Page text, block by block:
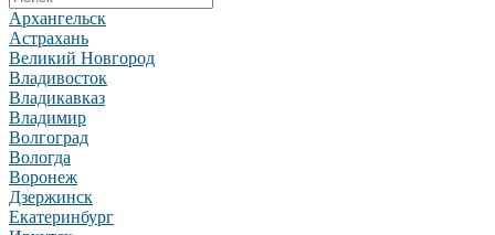
Архангельск
Астрахань
Великий Новгород
Владивосток
Владикавказ
Владимир
Волгоград
Вологда
Воронеж
Дзержинск
Екатеринбург